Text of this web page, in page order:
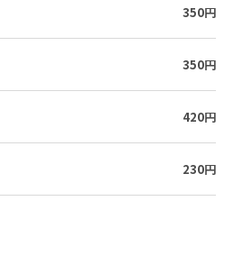
350円
350円
420円
230円